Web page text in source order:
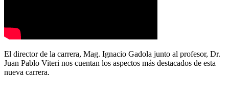
El director de la carrera, Mag. Ignacio Gadola junto al profesor, Dr.
Juan Pablo Viteri nos cuentan los aspectos más destacados de esta
nueva carrera.